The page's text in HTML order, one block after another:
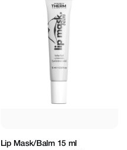
Lip Mask/Balm 15 ml